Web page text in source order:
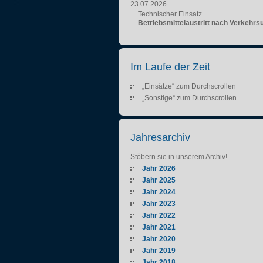
23.07.2026
Technischer Einsatz
Betriebsmittelaustritt nach
Im Laufe der Zeit
„Einsätze“ zum Durchscrollen
„Sonstige“ zum Durchscrollen
Jahresarchiv
Stöbern sie in unserem Archiv!
Jahr 2026
Jahr 2025
Jahr 2024
Jahr 2023
Jahr 2022
Jahr 2021
Jahr 2020
Jahr 2019